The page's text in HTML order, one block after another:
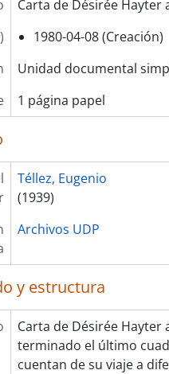
Carta de Désirée Hayter
1980-04-08 (Creación)
Unidad documental
1 página papel
Téllez, Eugenio
(1939)
Archivos UDP
y estructura
Carta de Désirée Hayter
terminado el último
cuentan de su viaje a